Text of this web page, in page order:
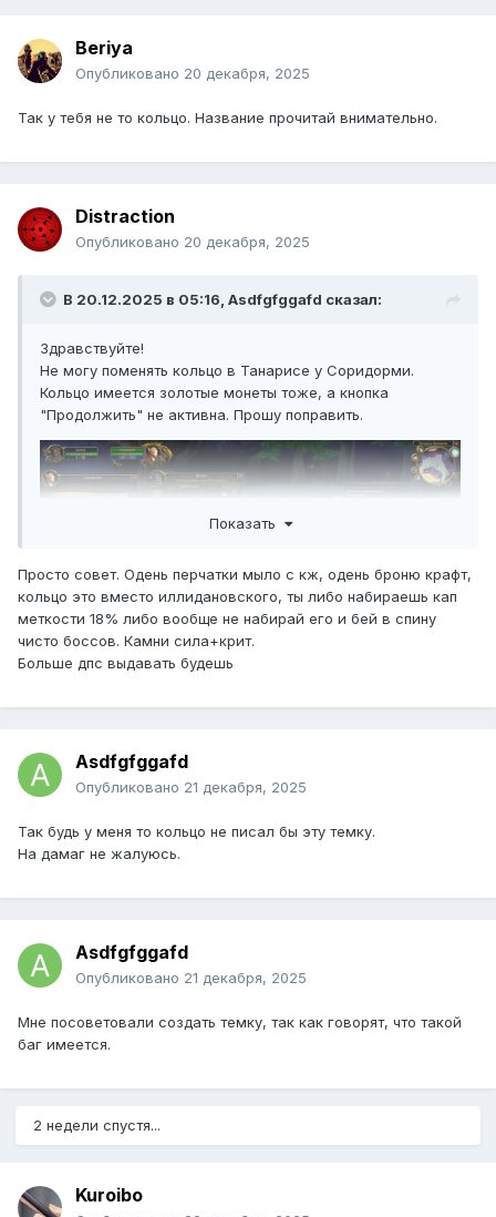
Beriya
Опубликовано 20 декабря, 2025
Так у тебя не то кольцо. Название прочитай внимательно.
Distraction
Опубликовано 20 декабря, 2025
В 20.12.2025 в 05:16, Asdfgfggafd сказал:
Здравствуйте!
Не могу поменять кольцо в Танарисе у Соридорми.
Кольцо имеется золотые монеты тоже, а кнопка
"Продолжить" не активна. Прошу поправить.
Показать
Просто совет. Одень перчатки мыло с кж, одень броню крафт,
кольцо это вместо иллидановского, ты либо набираешь кап
меткости 18% либо вообще не набирай его и бей в спину
чисто боссов. Камни сила+крит.
Больше дпс выдавать будешь
Asdfgfggafd
Опубликовано 21 декабря, 2025
Так будь у меня то кольцо не писал бы эту темку.
На дамаг не жалуюсь.
Asdfgfggafd
Опубликовано 21 декабря, 2025
Мне посоветовали создать темку, так как говорят, что такой
баг имеется.
2 недели спустя...
Kuroibo